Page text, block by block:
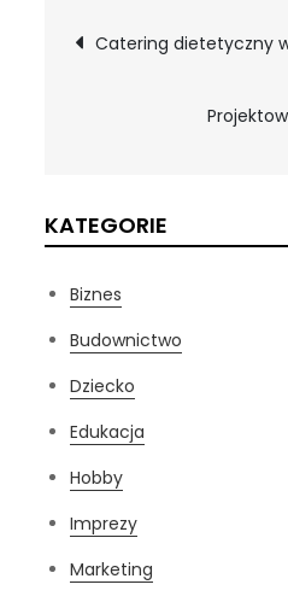
wpisu
Catering dietetyczny
KATEGORIE
Biznes
Budownictwo
Dziecko
Edukacja
Hobby
Imprezy
Marketing